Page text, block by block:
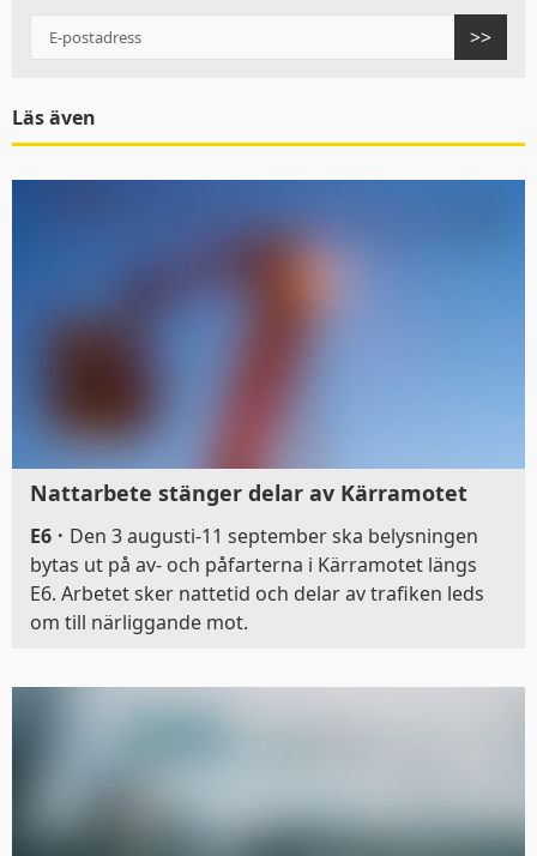
Denna webbplats
bättre upplevelse. Du kan ändra dina
inställningar påkak-informationssidan.
>>
Läs även
Nattarbete stänger delar av Kärramotet
E6 · Den 3 augusti-11 september ska belysningen
bytas ut på av- och påfarterna i Kärramotet längs
E6. Arbetet sker nattetid och delar av trafiken leds
om till närliggande mot.